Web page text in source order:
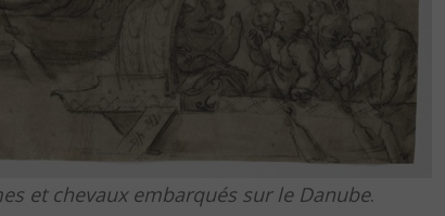
et chevaux embarqués sur le Danube.